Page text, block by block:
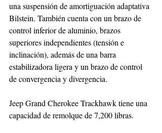
una suspensión de amortiguación adaptativa
Bilstein. También cuenta con un brazo de
control inferior de aluminio, brazos
superiores independientes (tensión e
inclinación), además de una barra
estabilizadora ligera y un brazo de control
de convergencia y divergencia.
Jeep Grand Cherokee Trackhawk tiene una
capacidad de remolque de 7,200 libras.